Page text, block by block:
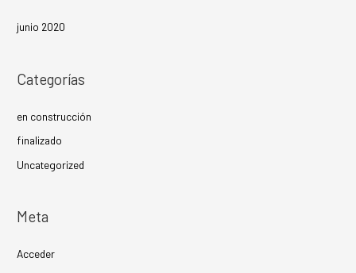
junio 2020
Categorías
en construcción
finalizado
Uncategorized
Meta
Acceder